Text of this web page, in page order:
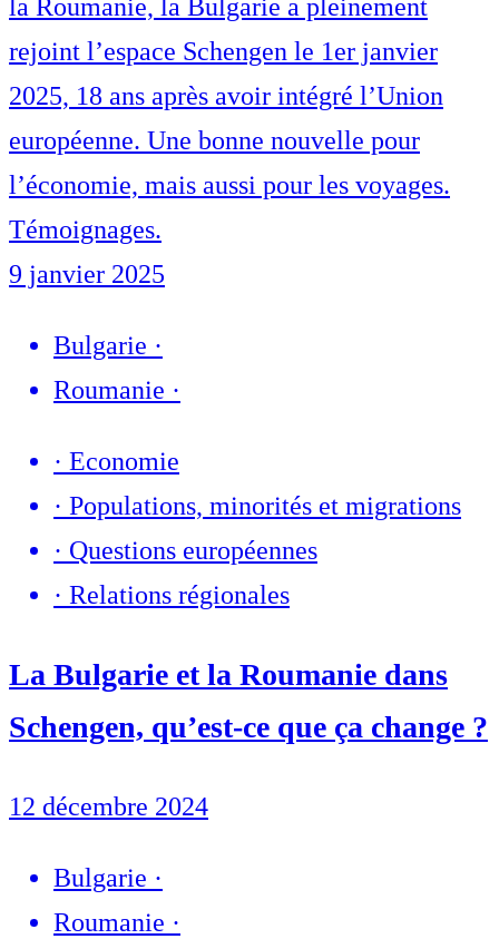
la Roumanie, la Bulgarie a pleinement
rejoint l’espace Schengen le 1er janvier
2025, 18 ans après avoir intégré l’Union
européenne. Une bonne nouvelle pour
l’économie, mais aussi pour les voyages.
Témoignages.
9 janvier 2025
Bulgarie ·
Roumanie ·
· Economie
· Populations, minorités et migrations
· Questions européennes
· Relations régionales
La Bulgarie et la Roumanie dans
Schengen, qu’est-ce que ça change ?
12 décembre 2024
Bulgarie ·
Roumanie ·